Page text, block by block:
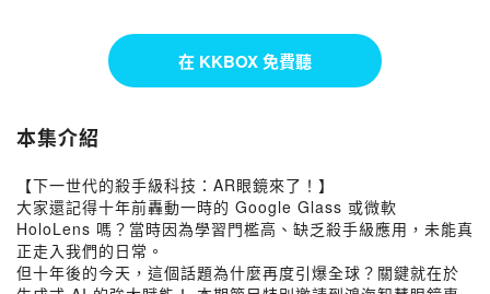
在 KKBOX 免費聽
本集介紹
【下一世代的殺手級科技：AR眼鏡來了！】
大家還記得十年前轟動一時的 Google Glass 或微軟
HoloLens 嗎？當時因為學習門檻高、缺乏殺手級應用，未能真
正走入我們的日常。
但十年後的今天，這個話題為什麼再度引爆全球？關鍵就在於